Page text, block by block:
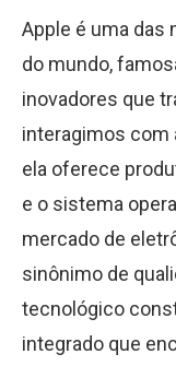
Apple é uma das
do mundo,
inovadores que
interagimos com
ela oferece
e o sistema
mercado de
sinônimo de
tecnológico
integrado que